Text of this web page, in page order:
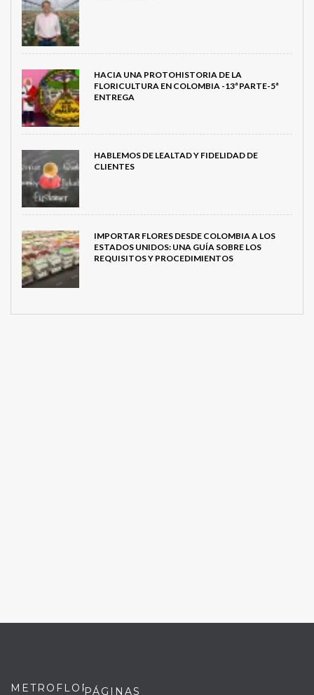
HACIA UNA PROTOHISTORIA DE LA
FLORICULTURA EN COLOMBIA -13ª PARTE-5ª
ENTREGA
HABLEMOS DE LEALTAD Y FIDELIDAD DE
CLIENTES
IMPORTAR FLORES DESDE COLOMBIA A LOS
ESTADOS UNIDOS: UNA GUÍA SOBRE LOS
REQUISITOS Y PROCEDIMIENTOS
METROFLORPÁGINAS